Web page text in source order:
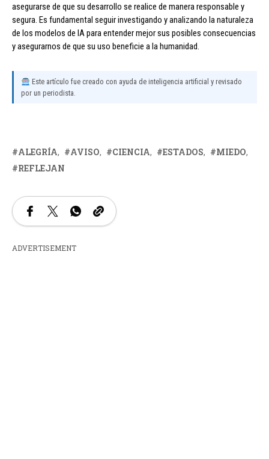
asegurarse de que su desarrollo se realice de manera responsable y
segura. Es fundamental seguir investigando y analizando la naturaleza
de los modelos de IA para entender mejor sus posibles consecuencias
y asegurarnos de que su uso beneficie a la humanidad.
Este artículo fue creado con ayuda de inteligencia artificial y revisado
por un periodista.
ALEGRÍA AVISO CIENCIA ESTADOS
MIEDO
REFLEJAN
ADVERTISEMENT